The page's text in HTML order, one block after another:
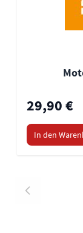
29,90 €
In den